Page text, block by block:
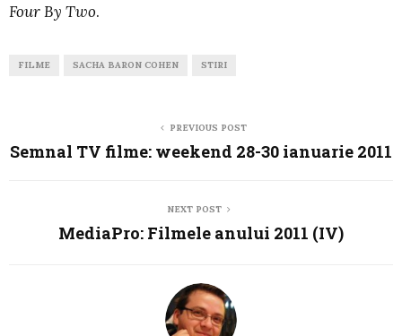
Four By Two.
FILME SACHA BARON COHEN STIRI
PREVIOUS POST
Semnal TV filme: weekend 28-30 ianuarie 2011
NEXT POST
MediaPro: Filmele anului 2011 (IV)